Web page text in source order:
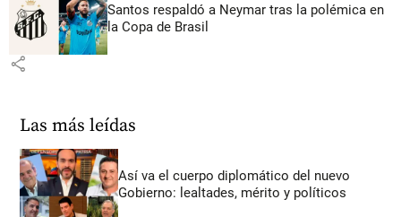
Santos respaldó a Neymar tras la polémica en
la Copa de Brasil
share
Las más leídas
Así va el cuerpo diplomático del nuevo
Gobierno: lealtades, mérito y políticos